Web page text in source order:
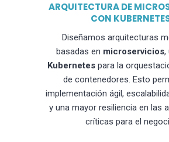
ARQUITECTURA DE
CON
Diseñamos arquitecturas
basadas en microservicios,
Kubernetes para la
de contenedores. Esto
implementación ágil,
y una mayor resiliencia en las
críticas para el